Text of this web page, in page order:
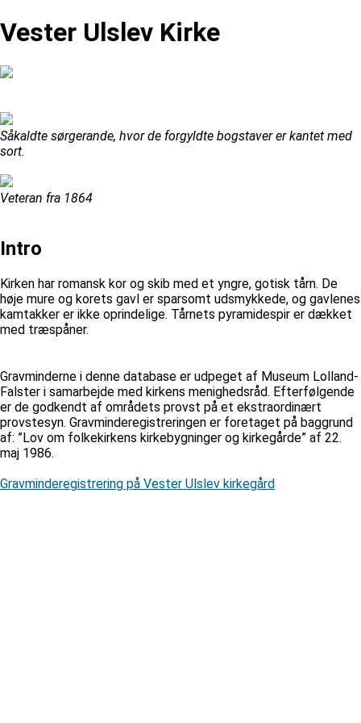
Vester Ulslev Kirke
Såkaldte sørgerande, hvor de forgyldte bogstaver er kantet med
sort.
Veteran fra 1864
Intro
Kirken har romansk kor og skib med et yngre, gotisk tårn. De
høje mure og korets gavl er sparsomt udsmykkede, og gavlenes
kamtakker er ikke oprindelige. Tårnets pyramidespir er dækket
med træspåner.
Gravminderne i denne database er udpeget af Museum Lolland-
Falster i samarbejde med kirkens menighedsråd. Efterfølgende
er de godkendt af områdets provst på et ekstraordinært
provstesyn. Gravminderegistreringen er foretaget på baggrund
af: ”Lov om folkekirkens kirkebygninger og kirkegårde” af 22.
maj 1986.
Gravminderegistrering på Vester Ulslev kirkegård